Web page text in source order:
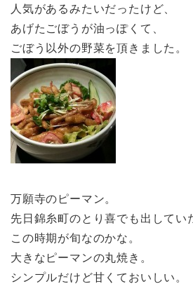
人気があるみたいだったけど、
あげたごぼうが油っぽくて、
ごぼう以外の野菜を頂きました。
万願寺のピーマン。
先日錦糸町のとり喜でも出してい
この時期が旬なのかな。
大きなピーマンの丸焼き。
シンプルだけど甘くておいしい。